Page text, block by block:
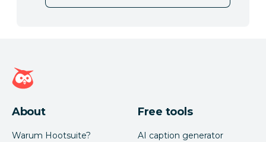
Hootsuite Homepage
About
Warum Hootsuite?
Free tools
AI caption generator